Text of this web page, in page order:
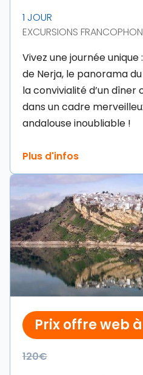
1 JOUR
EXCURSIONS
Vivez une journée
de Nerja, le panorama
la convivialité d’un
dans un cadre
andalouse inoubliable !
Prix offre web
120€